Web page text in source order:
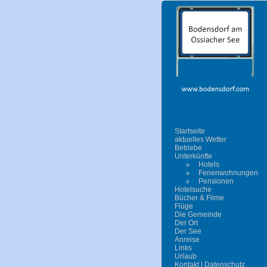
Startseite
aktuelles Wetter
Betriebe
Unterkünfte
Hotels
Ferienwohnungen
Pensionen
Hotelsuche
Bücher & Filme
Flüge
Die Gemeinde
Der Ort
Der See
Anreise
Links
Urlaub
Kontakt | Datenschutz